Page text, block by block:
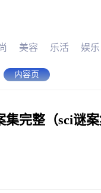
美容 乐活 娱乐
内容页
集完整（sci谜